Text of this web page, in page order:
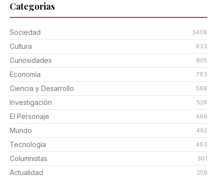
Categorias
Sociedad 3408
Cultura 933
Curiosidades 805
Economía 763
Ciencia y Desarrollo 568
Investigación 526
El Personaje 499
Mundo 492
Tecnología 463
Columnistas 361
Actualidad 259